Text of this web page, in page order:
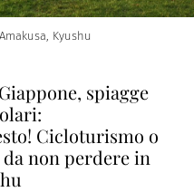
Kyushu
spiagge
Cicloturismo o
non perdere in